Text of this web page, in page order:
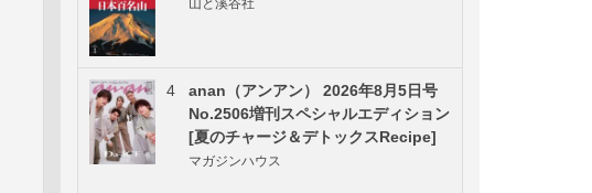
4
anan（アンアン） 2026年8月5日号
No.2506増刊スペシャルエディション
[夏のチャージ＆デトックスRecipe]
マガジンハウス